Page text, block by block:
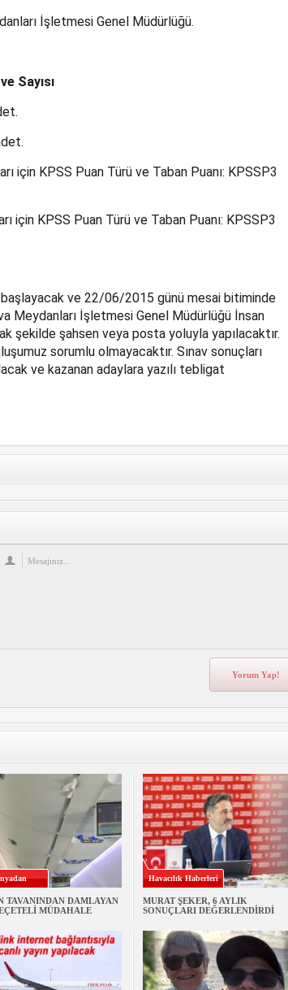
İşletmesi Genel Müdürlüğü.
Sayısı
için KPSS Puan Türü ve Taban Puanı: KPSSP3
için KPSS Puan Türü ve Taban Puanı: KPSSP3
ve 22/06/2015 günü mesai bitiminde
Meydanları İşletmesi Genel Müdürlüğü İnsan
şekilde şahsen veya posta yoluyla yapılacaktır.
sorumlu olmayacaktır. Sınav sonuçları
ve kazanan adaylara yazılı tebligat
TAVANINDAN DAMLAYAN
MÜDAHALE
Havacılık Haberleri
MURAT ŞEKER, 6 AYLIK
SONUÇLARI DEĞERLENDİRDİ